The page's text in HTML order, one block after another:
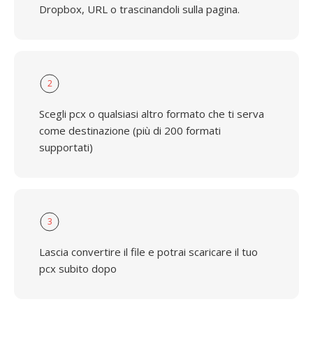
Dropbox, URL o trascinandoli sulla pagina.
2
Scegli pcx o qualsiasi altro formato che ti serva
come destinazione (più di 200 formati
supportati)
3
Lascia convertire il file e potrai scaricare il tuo
pcx subito dopo